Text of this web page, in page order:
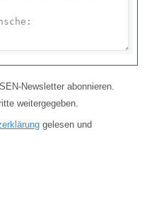
Newsletter abonnieren.
weitergegeben.
gelesen und